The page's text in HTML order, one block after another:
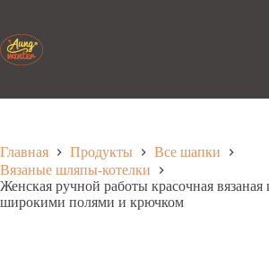
содержанию
Главная Продукты
Все шапки
Вязаные шляпы-котелки
Женская ручной работы красочная вязаная
широкими полями и крючком